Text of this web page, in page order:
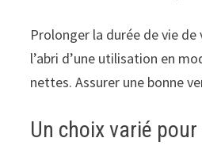
Prolonger la durée de vie
l’abri d’une utilisation en
nettes. Assurer une bonne
Un choix varié